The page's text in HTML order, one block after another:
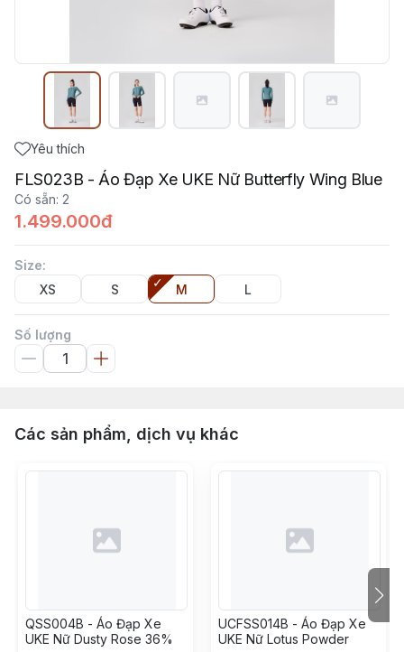
Yêu thích
FLS023B - Áo Đạp Xe UKE Nữ Butterfly Wing Blue
Có sẵn: 2
1.499.000đ
Size:
XS
S M L
Số lượng
Các sản phẩm, dịch vụ khác
QSS004B - Áo Đạp Xe
UKE Nữ Dusty Rose 36%
UCFSS014B - Áo Đạp Xe
UKE Nữ Lotus Powder